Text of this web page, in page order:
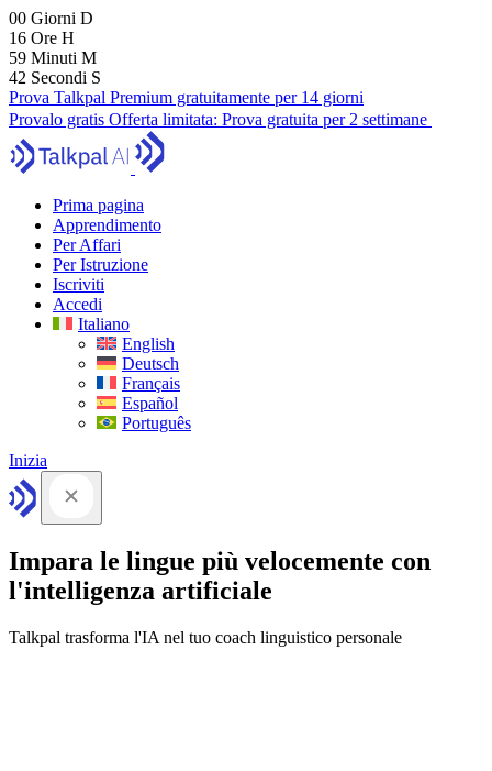
00 Giorni D
16 Ore H
59 Minuti M
41 Secondi S
Prova Talkpal Premium gratuitamente per 14 giorni
Provalo gratis Offerta limitata: Prova gratuita per 2 settimane
Prima pagina
Apprendimento
Per Affari
Per Istruzione
Iscriviti
Accedi
Italiano
English
Deutsch
Français
Español
Português
Inizia
Impara le lingue più velocemente con
l'intelligenza artificiale
Talkpal trasforma l'IA nel tuo coach linguistico personale